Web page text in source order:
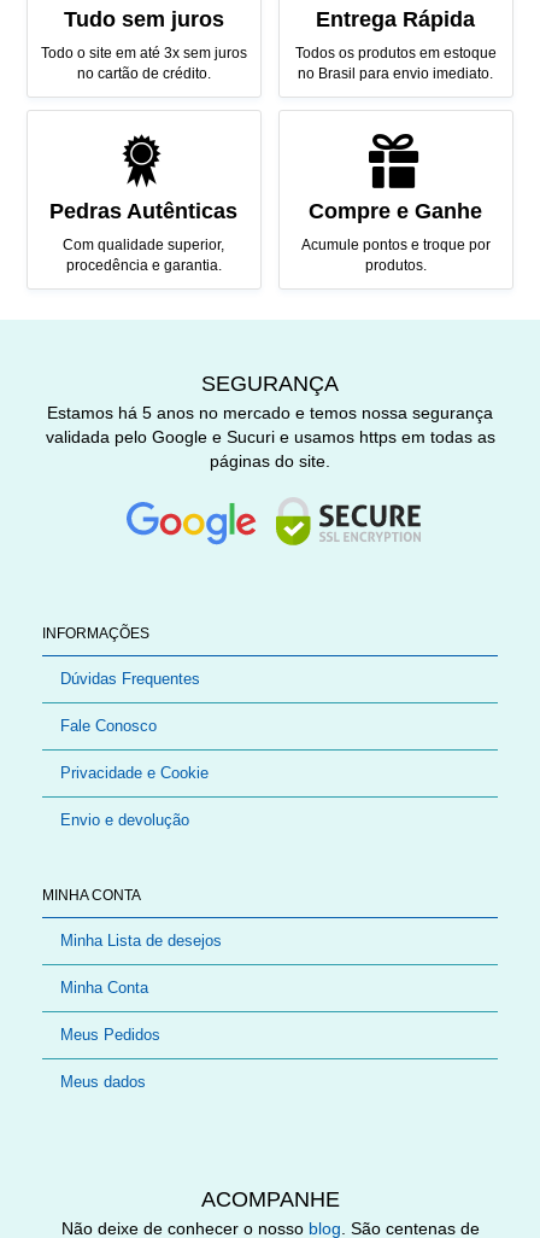
Tudo sem juros
Todo o site em até 3x sem juros
no cartão de crédito.
Entrega Rápida
Todos os produtos em estoque
no Brasil para envio imediato.
Pedras Autênticas
Com qualidade superior,
procedência e garantia.
Compre e Ganhe
Acumule pontos e troque por
produtos.
INFORMAÇÕES
Dúvidas Frequentes
Fale Conosco
Privacidade e Cookie
Envio e devolução
MINHA CONTA
Minha Lista de desejos
Minha Conta
Meus Pedidos
Meus dados
SEGURANÇA
Estamos há 5 anos no mercado e temos nossa segurança
validada pelo Google e Sucuri e usamos https em todas as
páginas do site.
ACOMPANHE
Não deixe de conhecer o nosso blog. São centenas de